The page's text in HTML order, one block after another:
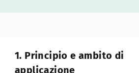
1. Principio e ambito di
applicazione